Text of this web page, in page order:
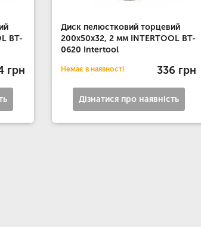
BT-
грн
Диск пелюстковий торцевий
200x50x32, 2 мм INTERTOOL BT-
0620 Intertool
Немає в наявності 336 грн
Дізнатися про наявність